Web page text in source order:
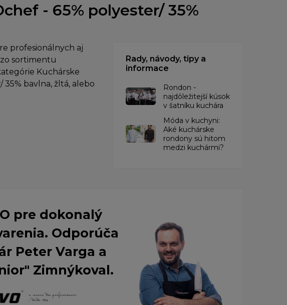
- 65% polyester/ 35%
profesionálnych aj
sortimentu
Kuchárske
35% bavlna, žltá, alebo
Rady, návody, tipy a
informace
Rondon -
najdôležitejší kúsok
v šatníku kuchára
​Móda v kuchyni:
Aké kuchárske
rondony sú hitom
medzi kuchármi?
pre dokonalý
Odporúča
Peter Varga a
Zimnýkoval.